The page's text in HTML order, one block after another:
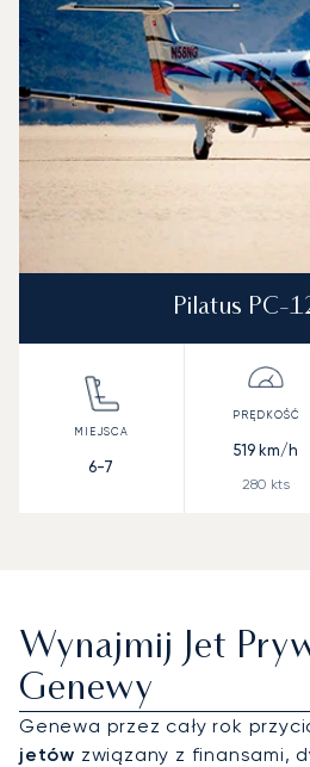
Pilatus PC-
6-7
519 km/h
280 kts
Wynajmij Jet
Genewy
Genewa przez cały rok
jetów związany z finansami,